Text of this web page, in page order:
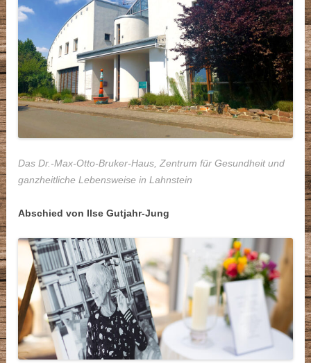
Das Dr.-Max-Otto-Bruker-Haus, Zentrum für Gesundheit und
ganzheitliche Lebensweise in Lahnstein
Abschied von Ilse Gutjahr-Jung